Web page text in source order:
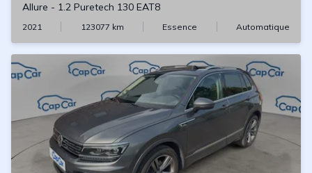
Allure - 1.2 Puretech 130 EAT8
2021 123077 km Essence Automatique